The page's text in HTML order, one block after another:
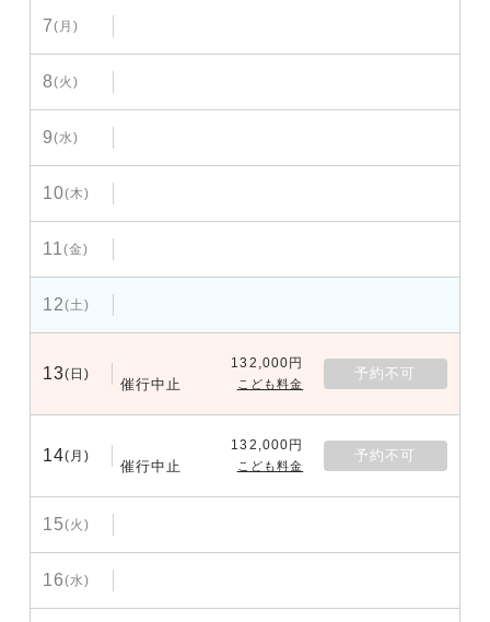
7(月)
8(火)
9(水)
10(木)
11(金)
12(土)
13(日)
催行中止
132,000円
こども料金
予約不可
14(月)
催行中止
132,000円
こども料金
予約不可
15(火)
16(水)